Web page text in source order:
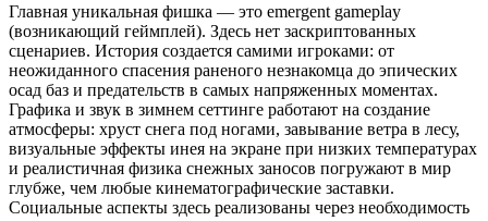
Главная уникальная фишка — это emergent gameplay
(возникающий геймплей). Здесь нет заскриптованных
сценариев. История создается самими игроками: от
неожиданного спасения раненого незнакомца до эпических
осад баз и предательств в самых напряженных моментах.
Графика и звук в зимнем сеттинге работают на создание
атмосферы: хруст снега под ногами, завывание ветра в лесу,
визуальные эффекты инея на экране при низких температурах
и реалистичная физика снежных заносов погружают в мир
глубже, чем любые кинематографические заставки.
Социальные аспекты здесь реализованы через необходимость